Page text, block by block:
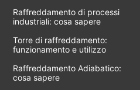
Raffreddamento di processi
industriali: cosa sapere
Torre di raffreddamento:
funzionamento e utilizzo
Raffreddamento Adiabatico:
cosa sapere